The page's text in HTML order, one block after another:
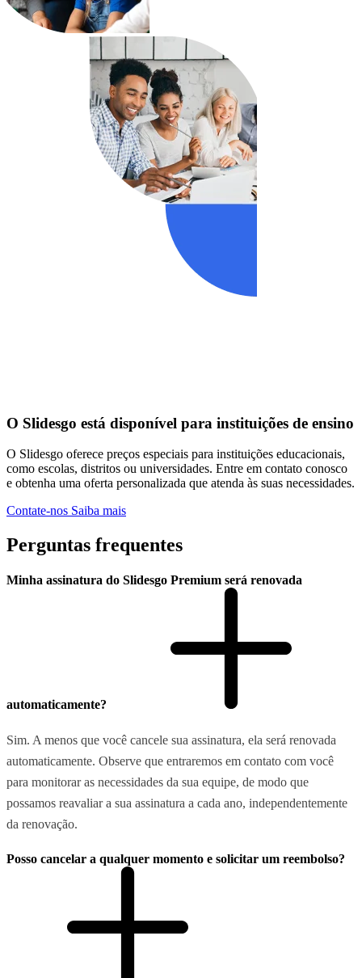
O Slidesgo está disponível para instituições de ensino
O Slidesgo oferece preços especiais para instituições educacionais,
como escolas, distritos ou universidades. Entre em contato conosco
e obtenha uma oferta personalizada que atenda às suas necessidades.
Contate-nos Saiba mais
Perguntas frequentes
Minha assinatura do Slidesgo Premium será renovada
automaticamente?
Sim. A menos que você cancele sua assinatura, ela será renovada
automaticamente. Observe que entraremos em contato com você
para monitorar as necessidades da sua equipe, de modo que
possamos reavaliar a sua assinatura a cada ano, independentemente
da renovação.
Posso cancelar a qualquer momento e solicitar um reembolso?